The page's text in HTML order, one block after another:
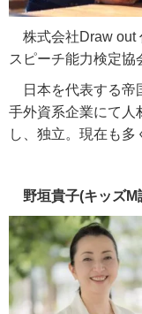
株式会社Draw out
スピーチ能力検定協
日本を代表する
手外資系企業にて人
し、独立。現在も多
野垣貴子(キッズM